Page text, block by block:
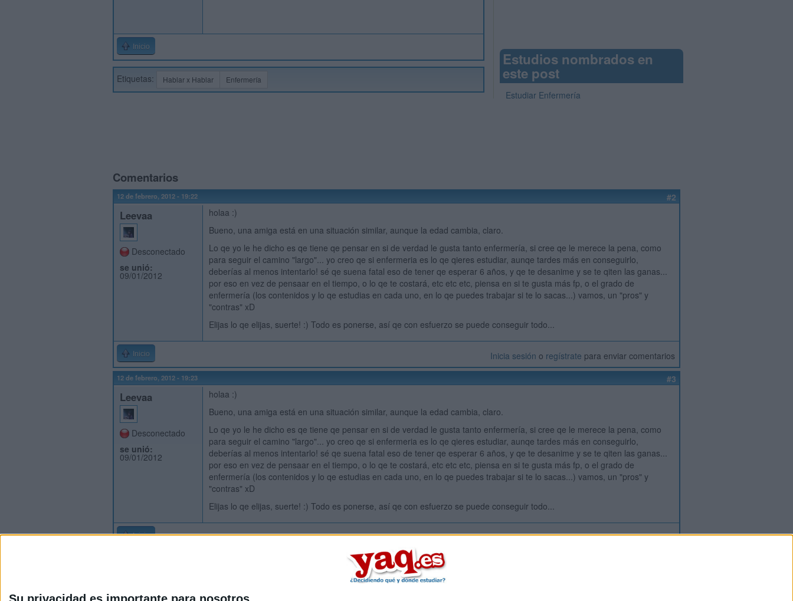
Inicio
Etiquetas: Hablar x Hablar Enfermería
Estudios nombrados en
este post
Estudiar Enfermería
Comentarios
12 de febrero, 2012 - 19:22 #2
Leevaa
Desconectado
se unió:
09/01/2012
holaa :)
Bueno, una amiga está en una situación similar, aunque la edad cambia, claro.
Lo qe yo le he dicho es qe tiene qe pensar en si de verdad le gusta tanto enfermería, si cree qe le merece la pena, como
para seguir el camino "largo"... yo creo qe si enfermeria es lo qe qieres estudiar, aunqe tardes más en conseguirlo,
deberías al menos intentarlo! sé qe suena fatal eso de tener qe esperar 6 años, y qe te desanime y se te qiten las ganas...
por eso en vez de pensaar en el tiempo, o lo qe te costará, etc etc etc, piensa en si te gusta más fp, o el grado de
enfermería (los contenidos y lo qe estudias en cada uno, en lo qe puedes trabajar si te lo sacas...) vamos, un "pros" y
"contras" xD
Elijas lo qe elijas, suerte! :) Todo es ponerse, así qe con esfuerzo se puede conseguir todo...
Inicio Inicia sesión o regístrate para enviar comentarios
12 de febrero, 2012 - 19:23 #3
Leevaa
Desconectado
se unió:
09/01/2012
holaa :)
Bueno, una amiga está en una situación similar, aunque la edad cambia, claro.
Lo qe yo le he dicho es qe tiene qe pensar en si de verdad le gusta tanto enfermería, si cree qe le merece la pena, como
para seguir el camino "largo"... yo creo qe si enfermeria es lo qe qieres estudiar, aunqe tardes más en conseguirlo,
deberías al menos intentarlo! sé qe suena fatal eso de tener qe esperar 6 años, y qe te desanime y se te qiten las ganas...
por eso en vez de pensaar en el tiempo, o lo qe te costará, etc etc etc, piensa en si te gusta más fp, o el grado de
enfermería (los contenidos y lo qe estudias en cada uno, en lo qe puedes trabajar si te lo sacas...) vamos, un "pros" y
"contras" xD
Elijas lo qe elijas, suerte! :) Todo es ponerse, así qe con esfuerzo se puede conseguir todo...
Inicio Inicia sesiónoregístratepara enviar comentarios